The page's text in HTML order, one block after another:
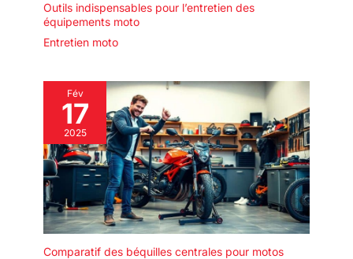
Outils indispensables pour l’entretien des
équipements moto
Entretien moto
Fév
17
2025
Comparatif des béquilles centrales pour motos